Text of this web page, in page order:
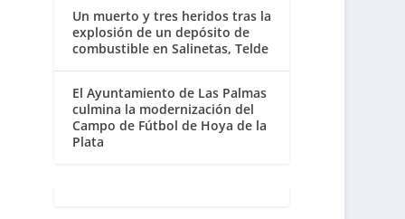
Un muerto y tres heridos tras la
explosión de un depósito de
combustible en Salinetas, Telde
El Ayuntamiento de Las Palmas
culmina la modernización del
Campo de Fútbol de Hoya de la
Plata